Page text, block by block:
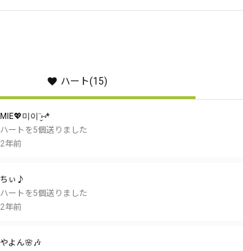
ハート(15)
MIE💖미이¨̮⑅*
ハートを5個送りました
2年前
ちぃ♪
ハートを5個送りました
2年前
やよん🌸🎶